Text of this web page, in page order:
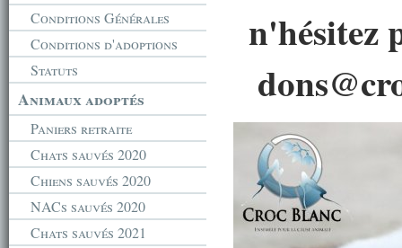
Conditions Générales
Conditions d'adoptions
Statuts
Animaux adoptés
Paniers retraite
Chats sauvés 2020
Chiens sauvés 2020
NACs sauvés 2020
Chats sauvés 2021
n'hésitez